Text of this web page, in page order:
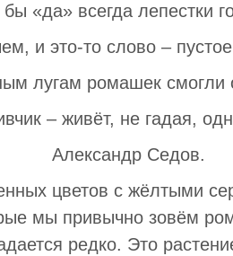
«да» всегда лепестки
и это-то слово –
лугам ромашек смогли
– живёт, не гадая,
Александр Седов.
цветов с жёлтыми
мы привычно зовём
редко. Это